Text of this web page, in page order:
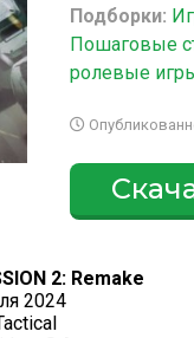
Подборки:
Пошаговые
ролевые
2: Remake
2024